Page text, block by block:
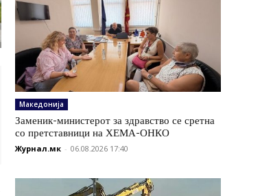
Македонија
Заменик-министерот за здравство се сретна
со претставници на ХЕМА-ОНКО
Журнал.мк - 06.08.2026 17:40